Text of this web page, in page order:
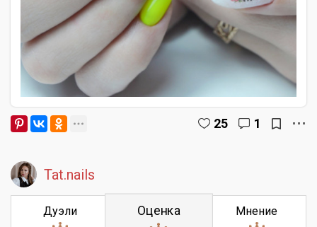
25 1
Tat.nails
Дуэли Оценка Мнение